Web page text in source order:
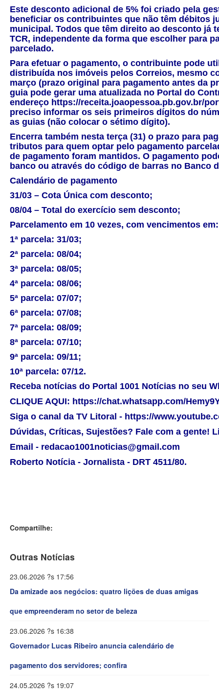
Este desconto adicional de 5% foi criado pela
beneficiar os contribuintes que não têm débitos
municipal. Todos que têm direito ao desconto já
TCR, independente da forma que escolher para
parcelado.
Para efetuar o pagamento, o contribuinte pode
distribuída nos imóveis pelos Correios, mesmo
março (prazo original para pagamento antes da
guia pode gerar uma atualizada no Portal do
endereço https://receita.joaopessoa.pb.gov.br/
preciso informar os seis primeiros dígitos do
as guias (não colocar o sétimo dígito).
Encerra também nesta terça (31) o prazo para
tributos para quem optar pelo pagamento
de pagamento foram mantidos. O pagamento
banco ou através do código de barras no Banco
Calendário de pagamento
31/03 – Cota Única com desconto;
08/04 – Total do exercício sem desconto;
Parcelamento em 10 vezes, com vencimentos em:
1ª parcela: 31/03;
2ª parcela: 08/04;
3ª parcela: 08/05;
4ª parcela: 08/06;
5ª parcela: 07/07;
6ª parcela: 07/08;
7ª parcela: 08/09;
8ª parcela: 07/10;
9ª parcela: 09/11;
10ª parcela: 07/12.
Receba notícias do Portal 1001 Notícias no seu
CLIQUE AQUI: https://chat.whatsapp.com/
Siga o canal da TV Litoral - https://
Dúvidas, Críticas, Sujestões? Fale com a gente!
Email - redacao1001noticias@gmail.com
Roberto Notícia - Jornalista - DRT 4511/80.
Compartilhe:
Outras Notícias
23.06.2026 ?s 17:56
Da amizade aos negócios: quatro lições de duas amigas
que empreenderam no setor de beleza
23.06.2026 ?s 16:38
Governador Lucas Ribeiro anuncia calendário de
pagamento dos servidores; confira
24.05.2026 ?s 19:07